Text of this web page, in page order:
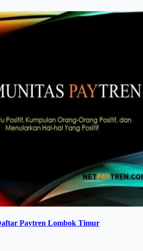
Paytren Lombok Timur